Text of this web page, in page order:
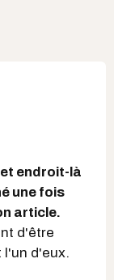
endroit-là
une fois
article.
d'être
l'un d'eux.